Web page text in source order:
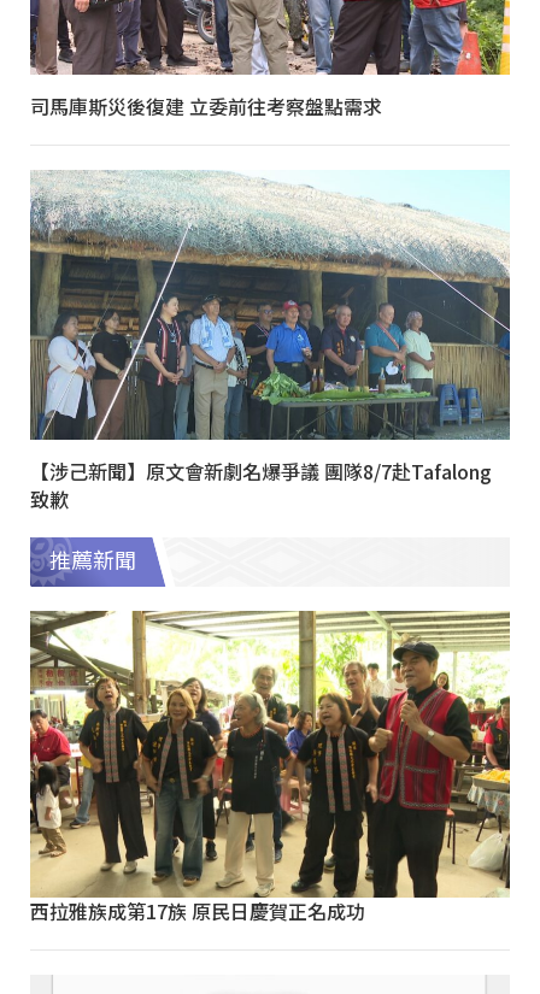
司馬庫斯災後復建 立委前往考察盤點需求
【涉己新聞】原文會新劇名爆爭議 團隊8/7赴Tafalong
致歉
推薦新聞
西拉雅族成第17族 原民日慶賀正名成功